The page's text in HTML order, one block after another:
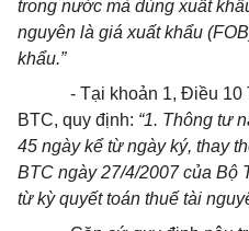
trong nước mà dùng xuất
nguyên là giá xuất khẩu
khẩu.”
- Tại khoản 1, Điều 10
BTC, quy định: “1. Thông tư
45 ngày kể từ ngày ký, thay
BTC ngày 27/4/2007 của Bộ
từ kỳ quyết toán thuế tài